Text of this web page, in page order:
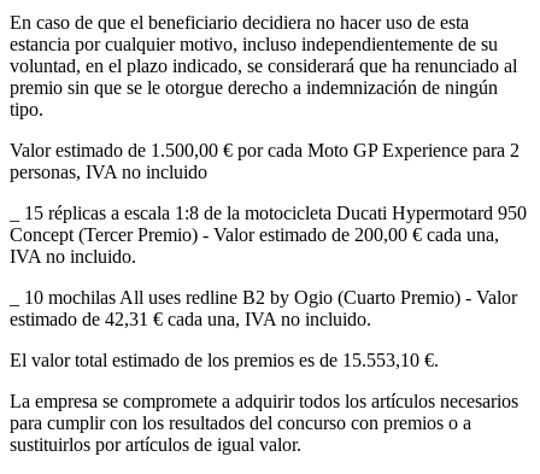
En caso de que el beneficiario decidiera no hacer uso de esta
estancia por cualquier motivo, incluso independientemente de su
voluntad, en el plazo indicado, se considerará que ha renunciado al
premio sin que se le otorgue derecho a indemnización de ningún
tipo.
Valor estimado de 1.500,00 € por cada Moto GP Experience para 2
personas, IVA no incluido
_ 15 réplicas a escala 1:8 de la motocicleta Ducati Hypermotard 950
Concept (Tercer Premio) - Valor estimado de 200,00 € cada una,
IVA no incluido.
_ 10 mochilas All uses redline B2 by Ogio (Cuarto Premio) - Valor
estimado de 42,31 € cada una, IVA no incluido.
El valor total estimado de los premios es de 15.553,10 €.
La empresa se compromete a adquirir todos los artículos necesarios
para cumplir con los resultados del concurso con premios o a
sustituirlos por artículos de igual valor.